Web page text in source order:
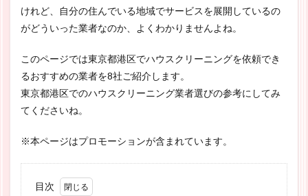
けれど、自分の住んでいる地域でサービスを展開しているの
がどういった業者なのか、よくわかりませんよね。
このページでは東京都港区でハウスクリーニングを依頼でき
るおすすめの業者を8社ご紹介します。
東京都港区でのハウスクリーニング業者選びの参考にしてみ
てくださいね。
※本ページはプロモーションが含まれています。
目次